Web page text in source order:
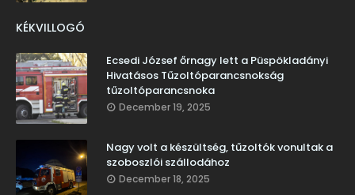
KÉKVILLOGÓ
Ecsedi József őrnagy lett a Püspökladányi
Hivatásos Tűzoltóparancsnokság
tűzoltóparancsnoka
December 19, 2025
Nagy volt a készültség, tűzoltók vonultak a
szoboszlói szállodához
December 18, 2025